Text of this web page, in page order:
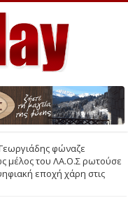
φώναζε
μέλος του ΛΑ.Ο.Σ ρωτούσε
εποχή χάρη στις